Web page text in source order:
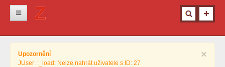
Krimi ×
Upozornění
JUser: :_load: Nelze nahrát uživatele s ID: 27